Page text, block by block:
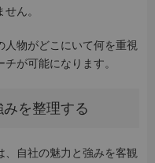
ん。
物がどこにいて何を重視
が可能になります。
を整理する
、自社の魅力と強みを客観